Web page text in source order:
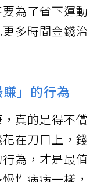
為了省下運動
多時間金錢治
」的行為
真的是得不償
在刀口上，錢
為，才是最值